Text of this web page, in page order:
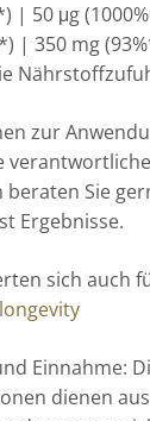
| 50 μg
| 350 mg
zur
Sie
Ergebnisse.
sich auch
longevity
Einnahme:
dienen